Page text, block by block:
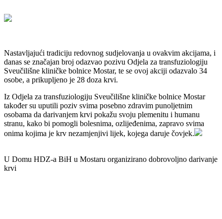
Nastavljajući tradiciju redovnog sudjelovanja u ovakvim akcijama, i
danas se značajan broj odazvao pozivu Odjela za transfuziologiju
Sveučilišne kliničke bolnice Mostar, te se ovoj akciji odazvalo 34
osobe, a prikupljeno je 28 doza krvi.
Iz Odjela za transfuziologiju Sveučilišne kliničke bolnice Mostar
također su uputili poziv svima posebno zdravim punoljetnim
osobama da darivanjem krvi pokažu svoju plemenitu i humanu
stranu, kako bi pomogli bolesnima, ozlijeđenima, zapravo svima
onima kojima je krv nezamjenjivi lijek, kojega daruje čovjek.
U Domu HDZ-a BiH u Mostaru organizirano dobrovoljno darivanje
krvi